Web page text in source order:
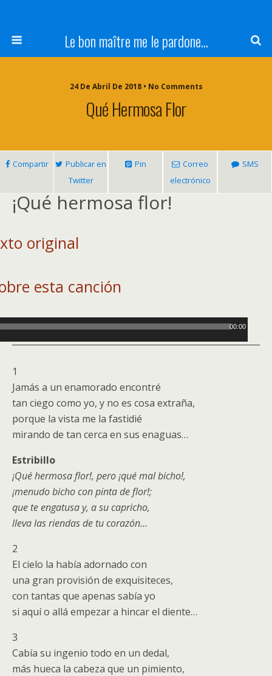
Le bon maître me le pardone...
24 De Abril De 2018 • No Comments
Qué Hermosa Flor
Compartir
Publicar en
Twitter
Pin
Correo
electrónico
SMS
¡Qué hermosa flor!
original
esta canción
00:00
1
Jamás a un enamorado encontré
tan ciego como yo, y no es cosa extraña,
porque la vista me la fastidié
mirando de tan cerca en sus enaguas…
Estribillo
¡Qué hermosa flor!, pero ¡qué mal bicho!,
¡menudo bicho con pinta de flor!;
que te engatusa y, a su capricho,
lleva las riendas de tu corazón…
2
El cielo la había adornado con
una gran provisión de exquisiteces,
con tantas que apenas sabía yo
si aquí o allá empezar a hincar el diente…
3
Cabía su ingenio todo en un dedal,
más hueca la cabeza que un pimiento,